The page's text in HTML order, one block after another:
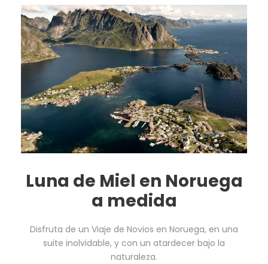
Luna de Miel en Noruega
a medida
Disfruta de un Viaje de Novios en Noruega, en una
suite inolvidable, y con un atardecer bajo la
naturaleza.